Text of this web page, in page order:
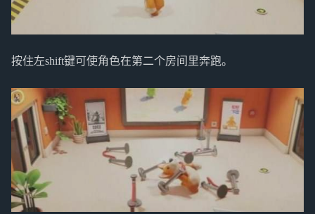
按住左shift键可使角色在第二个房间里奔跑。